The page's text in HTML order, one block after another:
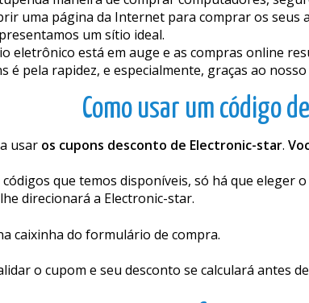
uma página da Internet para comprar os
um sítio ideal.
eletrônico está em auge e as compras online
é pela rapidez, e especialmente, graças ao
Como usar um código
usar os cupons desconto de Electronic-star.
que temos disponíveis, só há que eleger
direcionará a Electronic-star.
caixinha do formulário de compra.
o cupom e seu desconto se calculará antes